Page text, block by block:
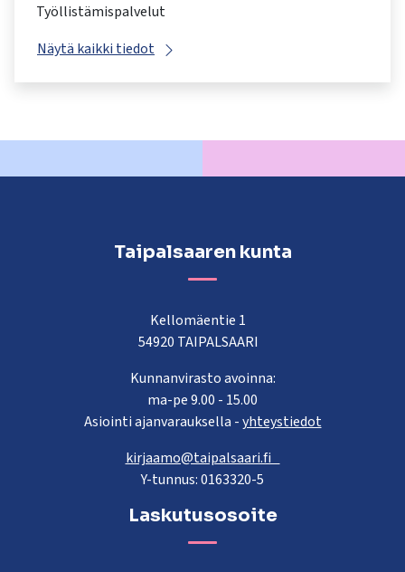
Työllistämispalvelut
Näytä kaikki tiedot
Taipalsaaren kunta
Kellomäentie 1
54920 TAIPALSAARI
Kunnanvirasto avoinna:
ma-pe 9.00 - 15.00
Asiointi ajanvarauksella -yhteystiedot
kirjaamo@taipalsaari.fi
Y-tunnus: 0163320-5
Laskutusosoite